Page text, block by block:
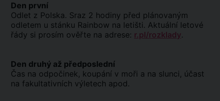
Den první
Odlet z Polska. Sraz 2 hodiny před plánovaným
odletem u stánku Rainbow na letišti. Aktuální letové
řády si prosím ověřte na adrese: r.pl/rozklady.
Den druhý až předposlední
Čas na odpočinek, koupání v moři a na slunci, účast
na fakultativních výletech apod.